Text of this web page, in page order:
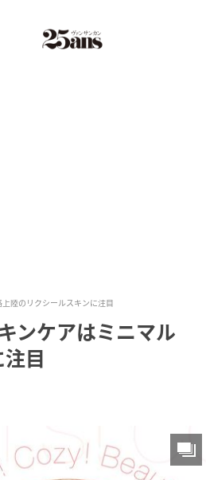
陸のリクシールスキンに注目
ンケアはミニマル
目